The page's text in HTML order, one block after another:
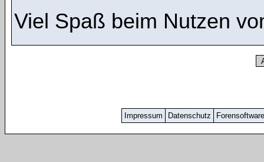
Viel Spaß beim Nutzen
Impressum Datenschutz